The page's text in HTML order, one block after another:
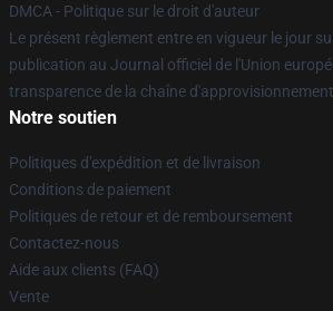
DMCA - Politique sur le droit d'auteur
Le présent règlement entre en vigueur le jour
publication au Journal officiel de l'Union
transparence de la chaîne d'approvisionnement
Notre soutien
Politiques d'expédition et de livraison
Conditions de paiement
Politiques de retour et de remboursement
Contactez-nous
Aide aux clients (FAQ)
Vente